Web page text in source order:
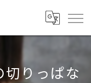
切りっぱな